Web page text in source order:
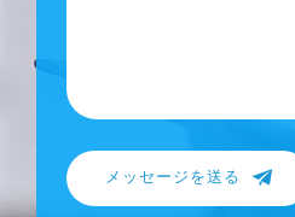
メッセージを送る